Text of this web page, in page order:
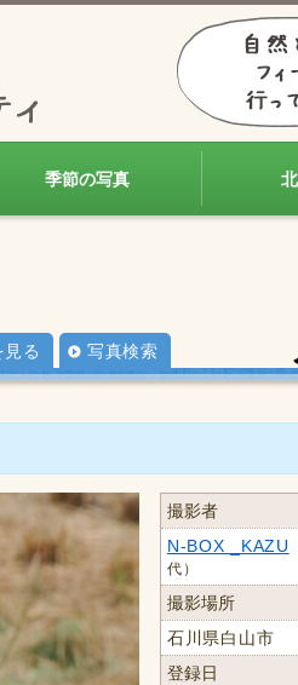
季節の写真
る 写真検索
撮影者
N-BOX _KAZU
代）
撮影場所
石川県白山市
登録日